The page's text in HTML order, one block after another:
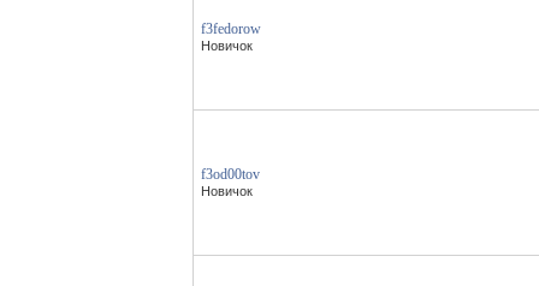
f3fedorow
Новичок
f3od00tov
Новичок